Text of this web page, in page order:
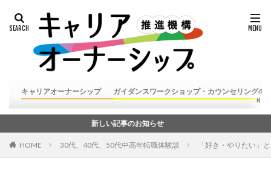
キャリアオーナーシップ ガイダンスワークショップ・カウンセリングの
新しい記事のお知らせ
HOME 30代、40代、50代中高年転職体験談 「好き・やりたい」